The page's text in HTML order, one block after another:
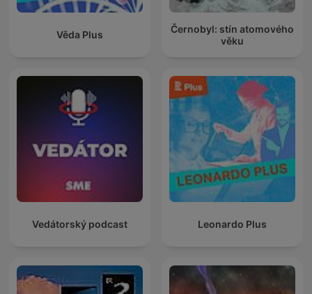
Věda Plus
Černobyl: stín atomového
věku
Vedátorský podcast Leonardo Plus